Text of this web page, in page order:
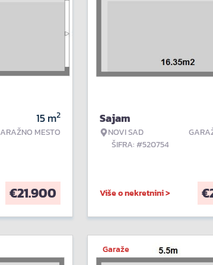
15m2
MESTO
€21.900
Sajam
NOVI SAD
ŠIFRA: #520754
Više o nekretnini > €
Garaže